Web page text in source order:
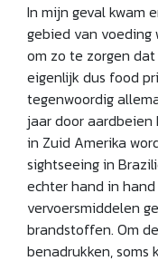
In mijn geval kwam
gebied van voeding
om zo te zorgen
eigenlijk dus food
tegenwoordig
jaar door
in Zuid Amerika
sightseeing in
echter hand in
vervoersmiddelen
brandstoffen. Om
benadrukken, soms